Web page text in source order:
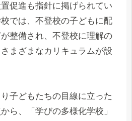
促進も指針に掲げられてい
では、不登校の子どもに配
整備され、不登校に理解の
まざまなカリキュラムが設
子どもたちの目線に立った
ら、「学びの多様化学校」